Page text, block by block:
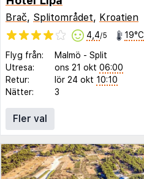
Brač, Splitområdet, Kroatien
4,4/5 19°C
Flyg från: Malmö - Split
Utresa:
ons 21 okt 06:00
Retur:
lör 24 okt 10:10
Nätter:
3
Fler val